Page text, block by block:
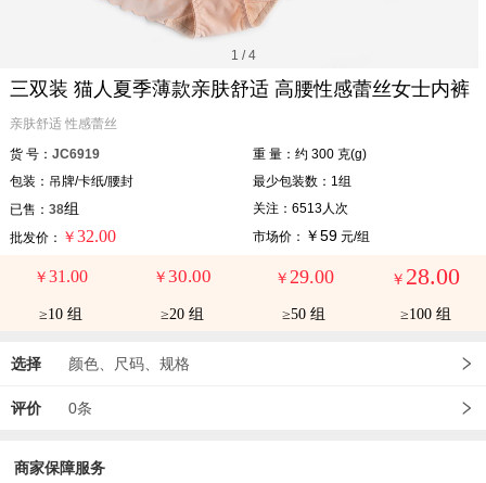
1 /4
三双装 猫人夏季薄款亲肤舒适 高腰性感蕾丝女士内裤
亲肤舒适 性感蕾丝
货 号： JC6919
重 量：约 300 克(g)
包装：吊牌/卡纸/腰封
最少包装数：1组
已售： 38组
关注：6513人次
批发价： ￥ 32.00 市场价： ￥59元/组
￥ 31.00
≥10 组
￥ 30.00
≥20 组
￥ 29.00
≥50 组
￥ 28.00
≥100 组
选择 颜色、尺码、规格
评价 0条
商家保障服务